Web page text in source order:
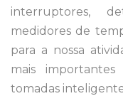
interruptores,
medidores de
para a nossa
mais
tomadas